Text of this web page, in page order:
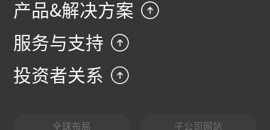
产品&解决方案
服务与支持
投资者关系
全球布局 子公司网站